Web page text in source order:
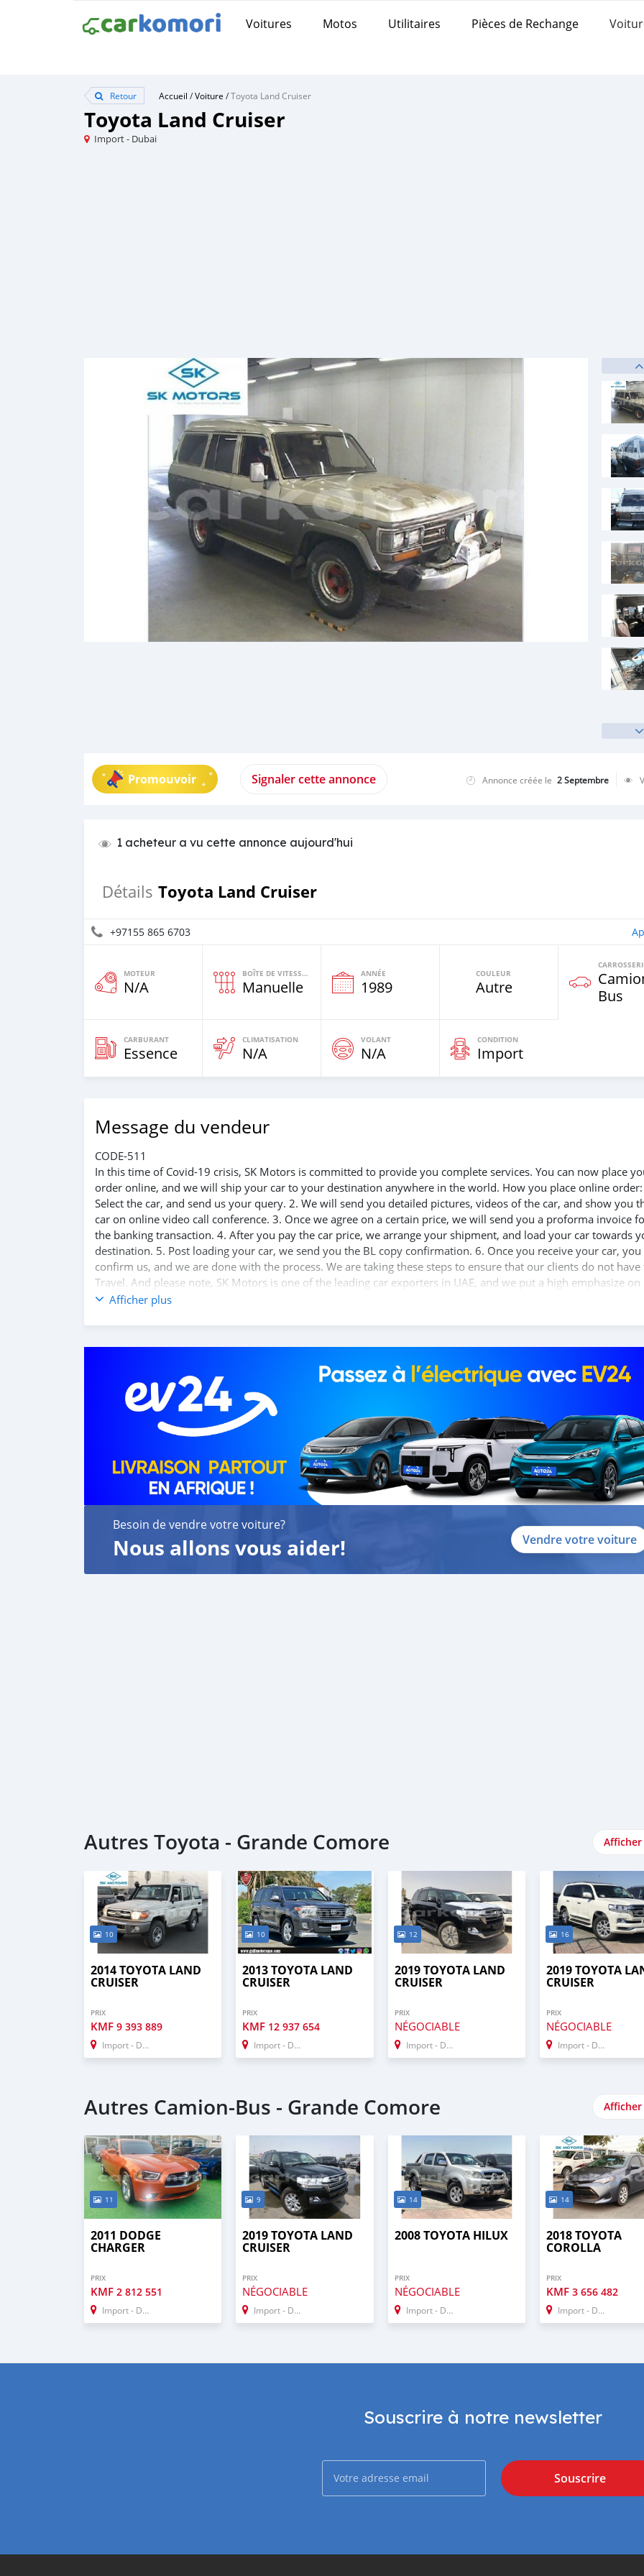
Voitures Motos Utilitaires Pièces de Rechange
Retour Accueil /Voiture /Toyota Land Cruiser
Toyota Land Cruiser
Import - Dubai
Promouvoir Signaler cette annonce Annonce créée le 2 Septembre
1 acheteur a vu cette annonce aujourd'hui
Détails Toyota Land Cruiser
+97155 865 6703
MOTEUR
N/A
BOÎTE DE VITESSES
Manuelle
ANNÉE
1989
COULEUR
Autre
Bus
CARBURANT
Essence
CLIMATISATION
N/A
VOLANT
N/A
CONDITION
Import
Message du vendeur
CODE-511
In this time of Covid-19 crisis, SK Motors is committed to provide you complete services. You can now place
order online, and we will ship your car to your destination anywhere in the world. How you place online
Select the car, and send us your query. 2. We will send you detailed pictures, videos of the car, and show you
car on online video call conference. 3. Once we agree on a certain price, we will send you a proforma invoice
the banking transaction. 4. After you pay the car price, we arrange your shipment, and load your car towards
destination. 5. Post loading your car, we send you the BL copy confirmation. 6. Once you receive your car, you
confirm us, and we are done with the process. We are taking these steps to ensure that our clients do not have
Travel. And please note, SK Motors is one of the leading car exporters in UAE, and we put a high emphasize
customer satisfaction. We are always here, to help you, and guide you towards the
Afficher plus
Besoin de vendre votre voiture?
Nous allons vous aider! Vendre votre voiture
Autres Toyota - Grande Comore
10
2014 TOYOTA LAND
CRUISER
PRIX
KMF 9 393 889
Import - Dubai
10
2013 TOYOTA LAND
CRUISER
PRIX
KMF 12 937 654
Import - Dubai
12
2019 TOYOTA LAND
CRUISER
PRIX
NÉGOCIABLE
Import - Dubai
16
2019 TOYOTA
CRUISER
PRIX
NÉGOCIABLE
Import - Dubai
Autres Camion‒Bus - Grande Comore
11
2011 DODGE
CHARGER
PRIX
KMF 2 812 551
Import - Dubai
9
2019 TOYOTA LAND
CRUISER
PRIX
NÉGOCIABLE
Import - Dubai
14
2008 TOYOTA HILUX
PRIX
NÉGOCIABLE
Import - Dubai
14
2018 TOYOTA
COROLLA
PRIX
KMF 3 656 482
Import - Dubai
Souscrire à notre newsletter
Souscrire